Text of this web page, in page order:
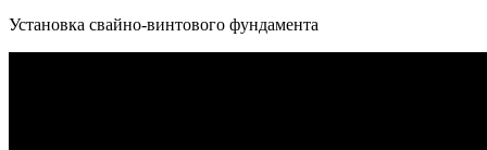
Установка свайно-винтового фундамента